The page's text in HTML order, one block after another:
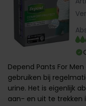
Depend Pants For
gebruiken bij
urine. Het is eigenlijk
aan- en uit te trekken